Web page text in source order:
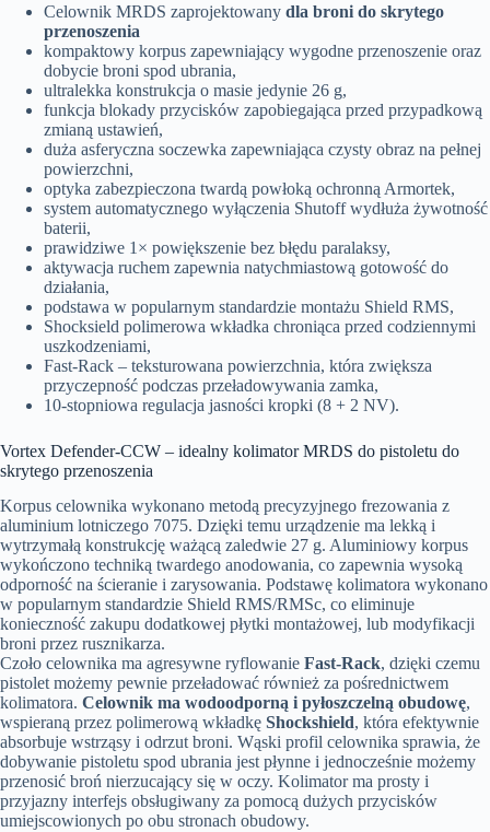
Celownik MRDS zaprojektowany dla broni do skrytego
przenoszenia
kompaktowy korpus zapewniający wygodne przenoszenie oraz
dobycie broni spod ubrania,
ultralekka konstrukcja o masie jedynie 26 g,
funkcja blokady przycisków zapobiegająca przed przypadkową
zmianą ustawień,
duża asferyczna soczewka zapewniająca czysty obraz na pełnej
powierzchni,
optyka zabezpieczona twardą powłoką ochronną Armortek,
system automatycznego wyłączenia Shutoff wydłuża żywotność
baterii,
prawidziwe 1× powiększenie bez błędu paralaksy,
aktywacja ruchem zapewnia natychmiastową gotowość do
działania,
podstawa w popularnym standardzie montażu Shield RMS,
Shocksield polimerowa wkładka chroniąca przed codziennymi
uszkodzeniami,
Fast-Rack – teksturowana powierzchnia, która zwiększa
przyczepność podczas przeładowywania zamka,
10-stopniowa regulacja jasności kropki (8 + 2 NV).
Vortex Defender-CCW – idealny kolimator MRDS do pistoletu do
skrytego przenoszenia
Korpus celownika wykonano metodą precyzyjnego frezowania z
aluminium lotniczego 7075. Dzięki temu urządzenie ma lekką i
wytrzymałą konstrukcję ważącą zaledwie 27 g. Aluminiowy korpus
wykończono techniką twardego anodowania, co zapewnia wysoką
odporność na ścieranie i zarysowania. Podstawę kolimatora wykonano
w popularnym standardzie Shield RMS/RMSc, co eliminuje
konieczność zakupu dodatkowej płytki montażowej, lub modyfikacji
broni przez rusznikarza.
Czoło celownika ma agresywne ryflowanie Fast-Rack, dzięki czemu
pistolet możemy pewnie przeładować również za pośrednictwem
kolimatora. Celownik ma wodoodporną i pyłoszczelną obudowę,
wspieraną przez polimerową wkładkę Shockshield, która efektywnie
absorbuje wstrząsy i odrzut broni. Wąski profil celownika sprawia, że
dobywanie pistoletu spod ubrania jest płynne i jednocześnie możemy
przenosić broń nierzucający się w oczy. Kolimator ma prosty i
przyjazny interfejs obsługiwany za pomocą dużych przycisków
umiejscowionych po obu stronach obudowy.